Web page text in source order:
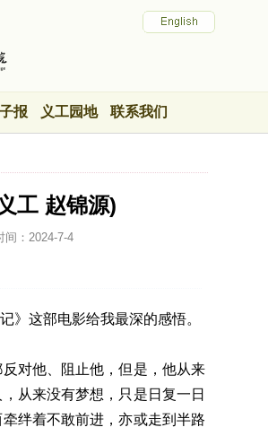
报 义工园地 联系我们
工 赵锦源)
间： 2024-7-4
这部电影给我最深的感悟。
对他、阻止他，但是，他从来
从来没有梦想，只是日复一日
绊着不敢前进，亦或走到半路